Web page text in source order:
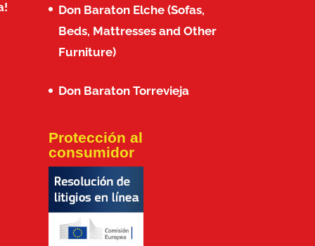
Don Baraton Elche (Sofas,
Beds, Mattresses and Other
Furniture)
Don Baraton Torrevieja
Protección al
consumidor